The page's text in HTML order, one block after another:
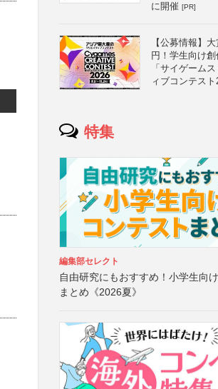
に開催 [PR]
【公募情報】
円！学生向け
「サイゲーム
ィブコンテス
特集
編集部セレクト
自由研究にもおすすめ！小学生向
まとめ《2026夏》